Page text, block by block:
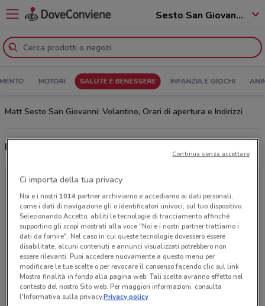
Sesto San Giovanni - 20099
MOTORI SALUTE E BENESSERE INFANZIA E GIOCHI
Matt Sesto San Giovanni: Volantino, Orari di apertura e Indirizzi
Ultime offerte del volantino Matt
Ci importa della tua privacy
Noi e i nostri 1014partner archiviamo e accediamo ai dati personali,
come i dati di navigazione gli o identificatori univoci, sul tuo dispositivo.
Selezionando Accetto, abiliti le tecnologie di tracciamento affinché
supportino gli scopi mostrati alla voce "Noi e i nostri partner trattiamo i
dati da fornire". Nel caso in cui queste tecnologie dovessero essere
disabilitate, alcuni contenuti e annunci visualizzati potrebbero non
essere rilevanti. Puoi accedere nuovamente a questo menu per
modificare le tue scelte o per revocare il consenso facendo clic sul link
Mostra finalità in fondo alla pagina web. Tali scelte avranno effetto nel
contesto del nostro Sito web. Per maggiori informazioni, consulta
l'Informativa sulla privacy.Privacy policy
Continua senza accettare